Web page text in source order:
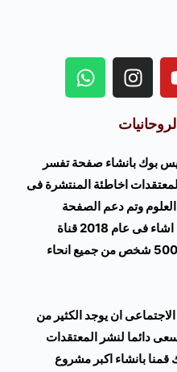
منذ عام 2009 عبر فيس بوك بانشاء صفحة تفسر
اخاطئة المنتشرة فى
وتم دعم الصفحة
ومتابعتنا من 100 الف شخص وتم اشاء فى عام 2018 قناة
يوتيوب وبدانا فى تعليم اكثر من 5000 شخص من جميع انحاء
ان يوجد الكثير من
دائما لنشر المعتقدات
قمنا بانشاء اكبر مشروع